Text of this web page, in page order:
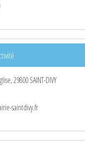
29800 SAINT-DIVY
saintdivy.fr